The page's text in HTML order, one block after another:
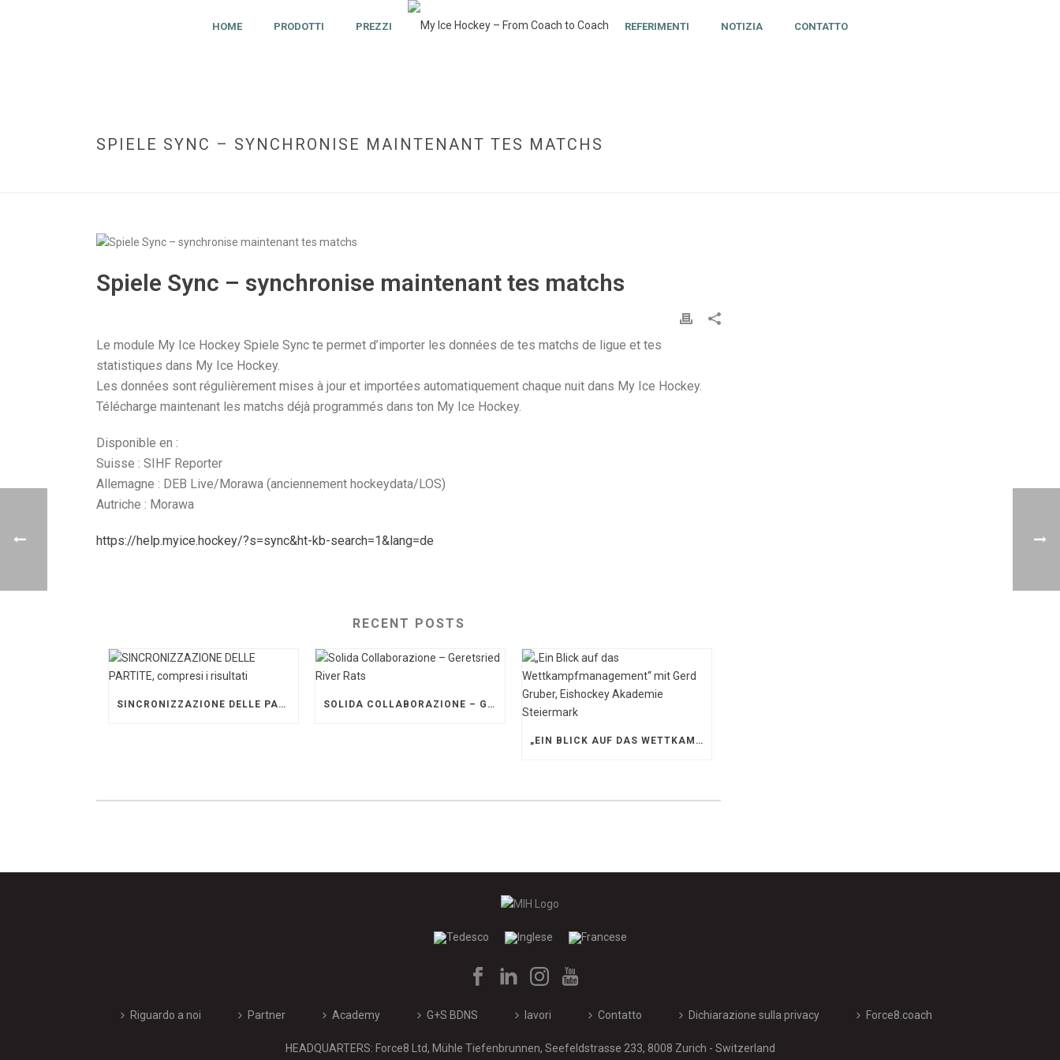
HOME PRODOTTI PREZZI REFERIMENTI NOTIZIA CONTATTO
SPIELE SYNC – SYNCHRONISE MAINTENANT TES MATCHS
Spiele Sync – synchronise maintenant tes matchs
Le module My Ice Hockey Spiele Sync te permet d’importer les données de tes matchs de ligue et tes
statistiques dans My Ice Hockey.
Les données sont régulièrement mises à jour et importées automatiquement chaque nuit dans My Ice Hockey.
Télécharge maintenant les matchs déjà programmés dans ton My Ice Hockey.
Disponible en :
Suisse : SIHF Reporter
Allemagne : DEB Live/Morawa (anciennement hockeydata/LOS)
Autriche : Morawa
https://help.myice.hockey/?s=sync&ht-kb-search=1&lang=de
RECENT POSTS
SINCRONIZZAZIONE DELLE PARTITE, COMPRESI I RISULTATI SOLIDA COLLABORAZIONE – GERETSRIED RIVER RATS
„EIN BLICK AUF DAS WETTKAMPFMANAGEMENT“ MIT GERD GRUBER, EISHOCKEY AKADEMIE STEIERMARK
Riguardo a noi Partner Academy G+S BDNS lavori Contatto Dichiarazione sulla privacy Force8.coach
HEADQUARTERS: Force8 Ltd, Mühle Tiefenbrunnen, Seefeldstrasse 233, 8008 Zurich - Switzerland